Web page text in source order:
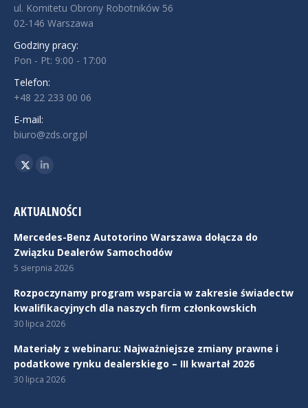
ul. Komitetu Obrony Robotników 56
02-146 Warszawa
Godziny pracy:
Pon - Pt: 9:00 - 17:00
Telefon:
+48 22 233 00 06
E-mail:
biuro@zds.org.pl
Znajdź nas na:
TwitterLinkedin
AKTUALNOŚCI
Mercedes-Benz Autotorino Warszawa dołącza do
Związku Dealerów Samochodów
5 sierpnia 2026
Rozpoczynamy program wsparcia w zakresie świadectw
kwalifikacyjnych dla naszych firm członkowskich
30 lipca 2026
Materiały z webinaru: Najważniejsze zmiany prawne i
podatkowe rynku dealerskiego – III kwartał 2026
30 lipca 2026